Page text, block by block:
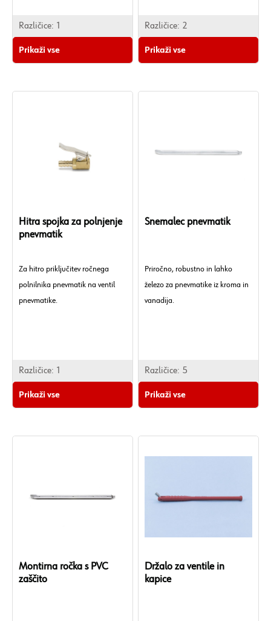
Različice: 1
Prikaži vse
Različice: 2
Prikaži vse
Hitra spojka za polnjenje
pnevmatik
Za hitro priključitev ročnega
polnilnika pnevmatik na ventil
pnevmatike.
Različice: 1
Prikaži vse
Snemalec pnevmatik
Priročno, robustno in lahko
železo za pnevmatike iz kroma in
vanadija.
Različice: 5
Prikaži vse
Montirna ročka s PVC
zaščito
Držalo za ventile in
kapice